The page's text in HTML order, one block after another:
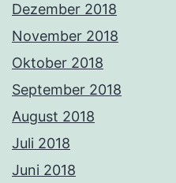
Dezember 2018
November 2018
Oktober 2018
September 2018
August 2018
Juli 2018
Juni 2018